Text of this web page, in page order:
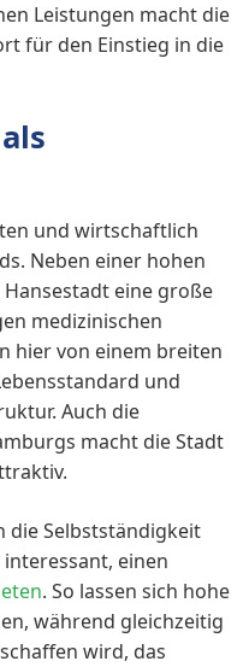
Leistungen macht die
für den Einstieg in die
und wirtschaftlich
Neben einer hohen
eine große
medizinischen
hier von einem breiten
und
Auch die
macht die Stadt
die Selbstständigkeit
einen
. So lassen sich hohe
während gleichzeitig
wird, das